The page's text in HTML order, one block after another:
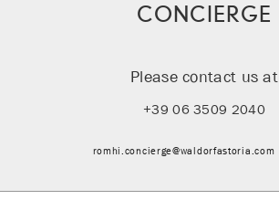
CONCIERGE
Please contact us at
+39 06 3509 2040
romhi.concierge@waldorfastoria.com